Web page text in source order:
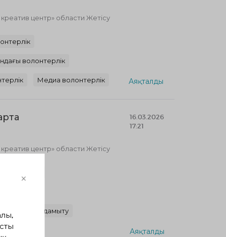
центр» области Жетісу
волонтерлік
Медиа волонтерлік Аяқталды
центр» области Жетісу
қоғамды дамыту
16.03.2026
17:21
Аяқталды
×